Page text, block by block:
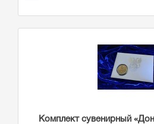
Комплект сувенирный